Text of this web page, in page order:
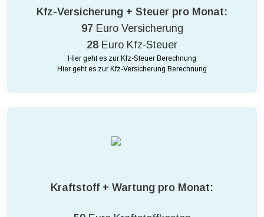
Kfz-Versicherung + Steuer pro Monat:
97 Euro Versicherung
28 Euro Kfz-Steuer
Hier geht es zur Kfz-Steuer Berechnung
Hier geht es zur Kfz-Versicherung Berechnung
Kraftstoff + Wartung pro Monat: